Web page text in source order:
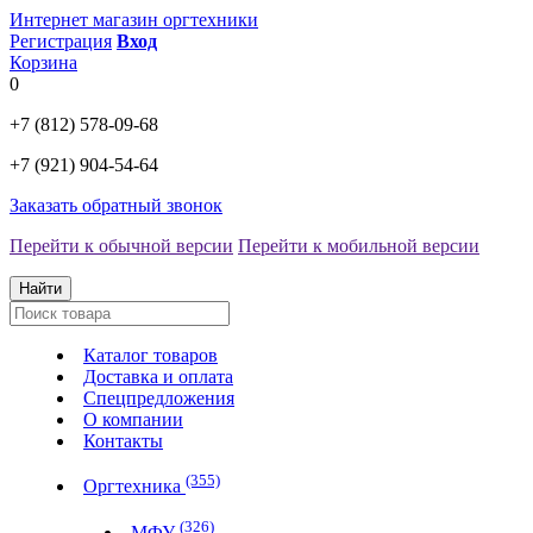
Интернет магазин оргтехники
Регистрация Вход
Корзина
0
+7 (812) 578-09-68
+7 (921) 904-54-64
Заказать обратный звонок
Перейти к обычной версии Перейти к мобильной версии
Найти
Каталог товаров
Доставка и оплата
Спецпредложения
О компании
Контакты
Оргтехника (355)
(326)